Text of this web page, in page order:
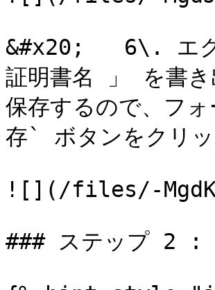
&#x20;   6\. エク
証明書名 」 を書
保存するので、
存` ボタンをクリ
![](/files/-
### ステップ 2 :